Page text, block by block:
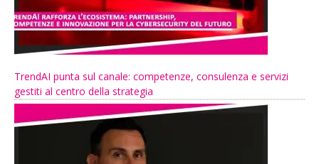
TrendAI punta sul canale: competenze, consulenza e servizi
gestiti al centro della strategia